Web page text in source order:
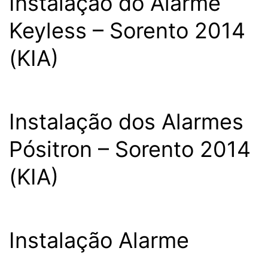
Keyless – Sorento 2014
(KIA)
Instalação dos Alarmes
Pósitron – Sorento 2014
(KIA)
Instalação Alarme